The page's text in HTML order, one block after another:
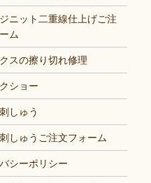
ニット二重線仕上げご注
ム
スの擦り切れ修理
ショー
しゅう
しゅうご注文フォーム
シーポリシー